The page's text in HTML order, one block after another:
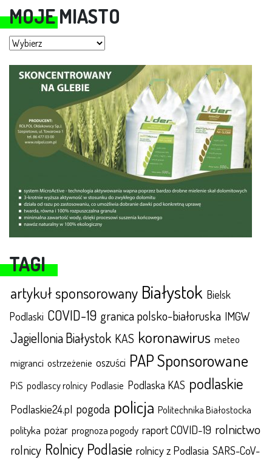
MOJE MIASTO
Moje miasto
TAGI
artykuł sponsorowany Białystok Bielsk
Podlaski COVID-19 granica polsko-białoruska IMGW
Jagiellonia Białystok KAS koronawirus meteo
migranci ostrzeżenie oszuści PAP Sponsorowane
PiS podlascy rolnicy Podlasie Podlaska KAS podlaskie
Podlaskie24.pl pogoda policja Politechnika Białostocka
polityka pożar prognoza pogody raport COVID-19 rolnictwo
rolnicy Rolnicy Podlasie rolnicy z Podlasia SARS-CoV-